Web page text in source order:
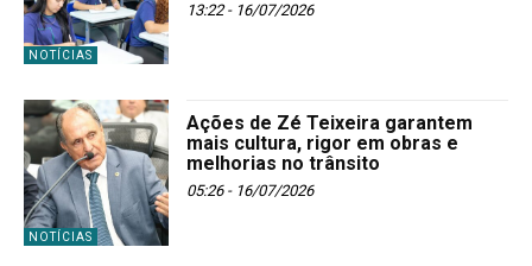
NOTÍCIAS
13:22 - 16/07/2026
NOTÍCIAS
Ações de Zé Teixeira garantem
mais cultura, rigor em obras e
melhorias no trânsito
05:26 - 16/07/2026